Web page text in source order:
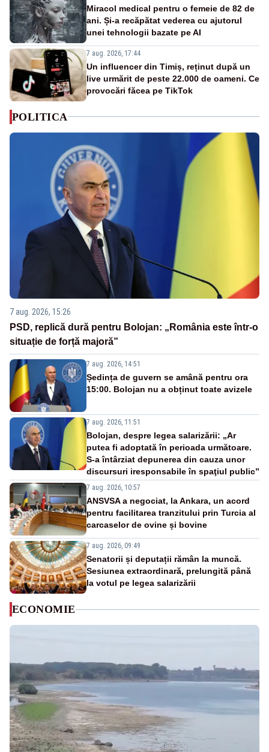
Miracol medical pentru o femeie de 82 de
ani. Și-a recăpătat vederea cu ajutorul
unei tehnologii bazate pe AI
7 aug. 2026, 17:44
Un influencer din Timiș, reținut după un
live urmărit de peste 22.000 de oameni. Ce
provocări făcea pe TikTok
POLITICA
7 aug. 2026, 15:26
PSD, replică dură pentru Bolojan: „România este într-o
situație de forță majoră”
7 aug. 2026, 14:51
Ședința de guvern se amână pentru ora
15:00. Bolojan nu a obținut toate avizele
7 aug. 2026, 11:51
Bolojan, despre legea salarizării: „Ar
putea fi adoptată în perioada următoare.
S-a întârziat depunerea din cauza unor
discursuri iresponsabile în spaţiul public”
7 aug. 2026, 10:57
ANSVSA a negociat, la Ankara, un acord
pentru facilitarea tranzitului prin Turcia al
carcaselor de ovine și bovine
7 aug. 2026, 09:49
Senatorii și deputații rămân la muncă.
Sesiunea extraordinară, prelungită până
la votul pe legea salarizării
ECONOMIE